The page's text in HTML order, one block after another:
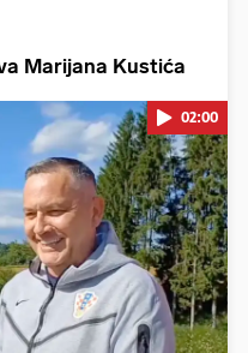
Marijana Kustića
02:00